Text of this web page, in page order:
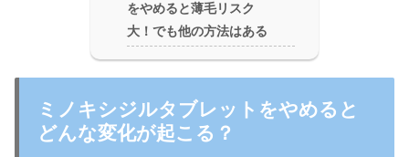
をやめると薄毛リスク
大！でも他の方法はある
ミノキシジルタブレットをやめると
どんな変化が起こる？